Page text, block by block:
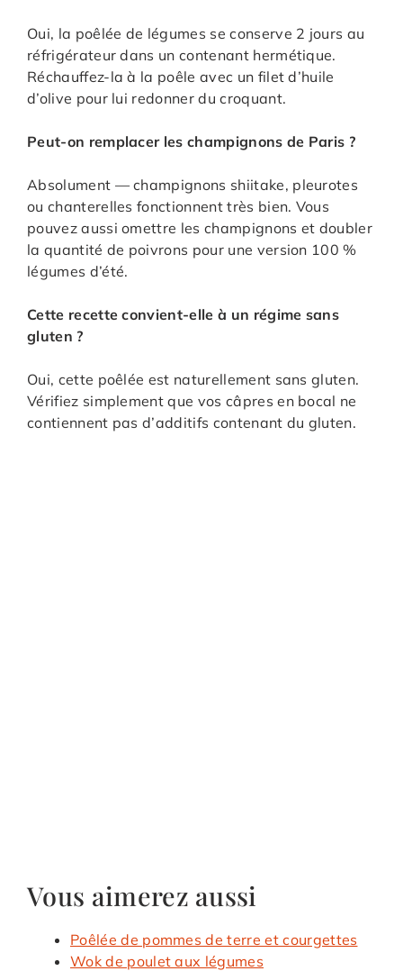
Oui, la poêlée de légumes se conserve 2 jours au
réfrigérateur dans un contenant hermétique.
Réchauffez-la à la poêle avec un filet d’huile
d’olive pour lui redonner du croquant.
Peut-on remplacer les champignons de Paris ?
Absolument — champignons shiitake, pleurotes
ou chanterelles fonctionnent très bien. Vous
pouvez aussi omettre les champignons et doubler
la quantité de poivrons pour une version 100 %
légumes d’été.
Cette recette convient-elle à un régime sans
gluten ?
Oui, cette poêlée est naturellement sans gluten.
Vérifiez simplement que vos câpres en bocal ne
contiennent pas d’additifs contenant du gluten.
Vous aimerez aussi
Poêlée de pommes de terre et courgettes
Wok de poulet aux légumes